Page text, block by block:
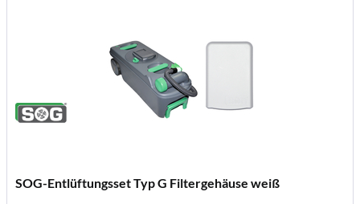
SOG-Entlüftungsset Typ G Filtergehäuse weiß